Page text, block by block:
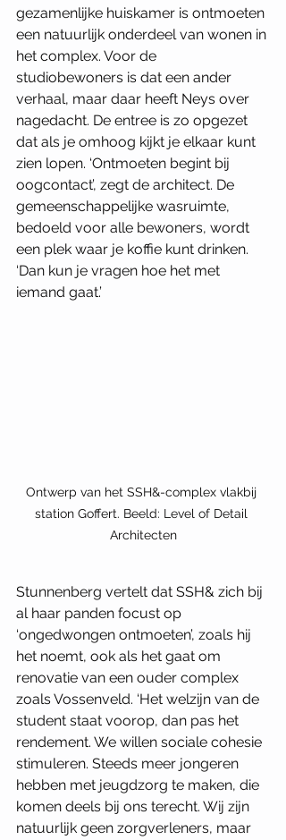
gezamenlijke huiskamer is ontmoeten
een natuurlijk onderdeel van wonen in
het complex. Voor de
studiobewoners is dat een ander
verhaal, maar daar heeft Neys over
nagedacht. De entree is zo opgezet
dat als je omhoog kijkt je elkaar kunt
zien lopen. ‘Ontmoeten begint bij
oogcontact’, zegt de architect. De
gemeenschappelijke wasruimte,
bedoeld voor alle bewoners, wordt
een plek waar je koffie kunt drinken.
‘Dan kun je vragen hoe het met
iemand gaat.’
Ontwerp van het SSH&-complex vlakbij
station Goffert. Beeld: Level of Detail
Architecten
Stunnenberg vertelt dat SSH& zich bij
al haar panden focust op
‘ongedwongen ontmoeten’, zoals hij
het noemt, ook als het gaat om
renovatie van een ouder complex
zoals Vossenveld. ‘Het welzijn van de
student staat voorop, dan pas het
rendement. We willen sociale cohesie
stimuleren. Steeds meer jongeren
hebben met jeugdzorg te maken, die
komen deels bij ons terecht. Wij zijn
natuurlijk geen zorgverleners, maar